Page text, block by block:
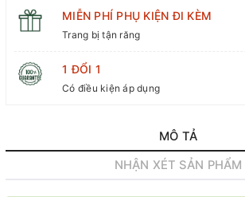
MIỄN PHÍ PHỤ KIỆN ĐI KÈM
Trang bị tận răng
1 ĐỔI 1
Có điều kiện áp dụng
MÔ TẢ
NHẬN XÉT SẢN PHẨM